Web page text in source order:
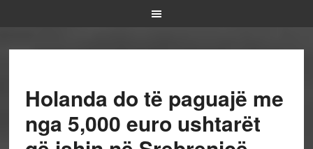
Holanda do të paguajë me
nga 5,000 euro ushtarët